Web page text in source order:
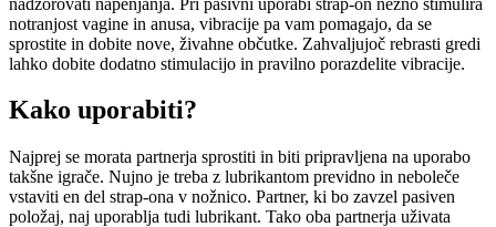
notranjost vagine in anusa, vibracije pa vam pomagajo, da se
sprostite in dobite nove, živahne občutke. Zahvaljujoč rebrasti gredi
lahko dobite dodatno stimulacijo in pravilno porazdelite vibracije.
Kako uporabiti?
Najprej se morata partnerja sprostiti in biti pripravljena na uporabo
takšne igrače. Nujno je treba z lubrikantom previdno in neboleče
vstaviti en del strap-ona v nožnico. Partner, ki bo zavzel pasiven
položaj, naj uporablja tudi lubrikant. Tako oba partnerja uživata